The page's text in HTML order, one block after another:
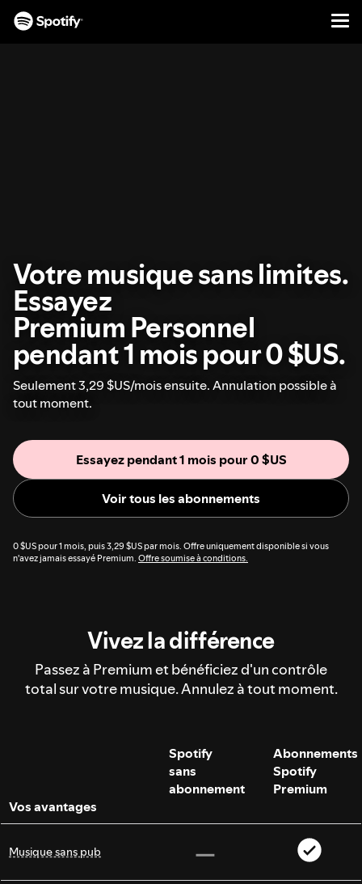
Votre musique sans limites.
Essayez
Premium Personnel
pendant 1 mois pour 0 $US.
Seulement 3,29 $US/mois ensuite. Annulation possible à
tout moment.
Essayez pendant 1 mois pour 0 $US
Voir tous les abonnements
0 $US pour 1 mois, puis 3,29 $US par mois. Offre uniquement disponible si vous
n'avez jamais essayé Premium. Offre soumise à conditions.
Vivez la différence
Passez à Premium et bénéficiez d'un contrôle
total sur votre musique. Annulez à tout moment.
Vos avantages
Spotify
sans
abonnement
Abonnements
Spotify
Premium
Musique sans pub